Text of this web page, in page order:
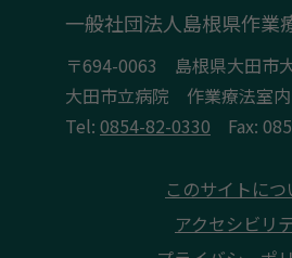
一般社団法人島根県作業
〒694-0063 島根県大田市
大田市立病院 作業療法室内
Tel: 0854-82-0330 Fax:
このサイトにつ
アクセシビリ